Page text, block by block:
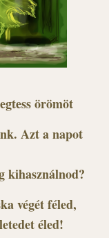
örömöt
Azt a napot
kihasználnod?
végét féled,
éled!